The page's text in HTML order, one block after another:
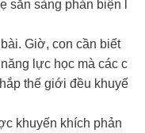
sẵn sàng phản biện l
Giờ, con cần biết
lực học mà các c
thế giới đều khuyế
khuyến khích phản